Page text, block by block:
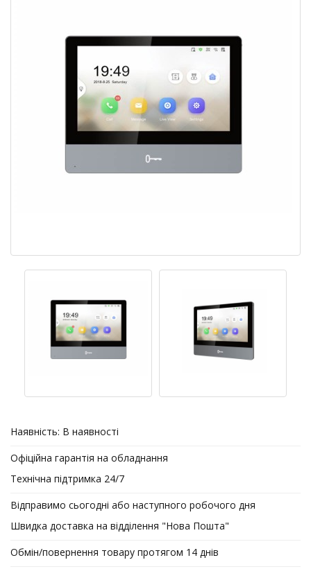
Наявність: В наявності
Офіційна гарантія на обладнання
Технічна підтримка 24/7
Відправимо сьогодні або наступного робочого дня
Швидка доставка на відділення "Нова Пошта"
Обмін/повернення товару протягом 14 днів